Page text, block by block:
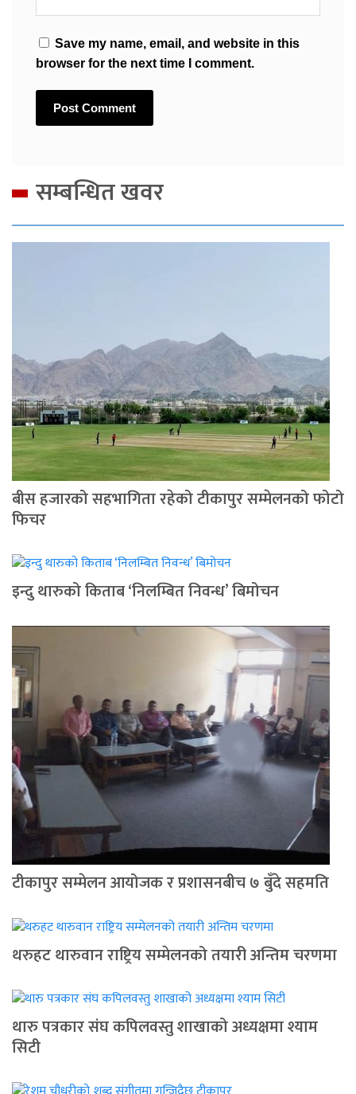
Save my name, email, and website in this
browser for the next time I comment.
सम्बन्धित खवर
बीस हजारको सहभागिता रहेको टीकापुर सम्मेलनको फोटो
फिचर
इन्दु थारुको किताब ‘निलम्बित निवन्ध’ बिमोचन
टीकापुर सम्मेलन आयोजक र प्रशासनबीच ७ बुँदे सहमति
थरुहट थारुवान राष्ट्रिय सम्मेलनको तयारी अन्तिम चरणमा
थारु पत्रकार संघ कपिलवस्तु शाखाको अध्यक्षमा श्याम
सिटी